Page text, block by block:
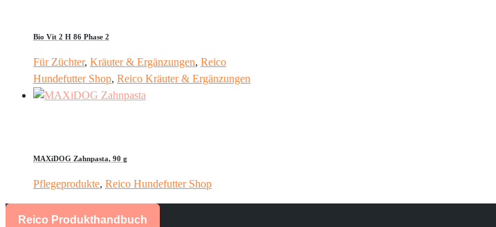
Bio Vit 2 H 86 Phase 2
Für Züchter, Kräuter & Ergänzungen, Reico
Hundefutter Shop, Reico Kräuter & Ergänzungen
MAXiDOG Zahnpasta, 90 g
Pflegeprodukte, Reico Hundefutter Shop
Reico Produkthandbuch